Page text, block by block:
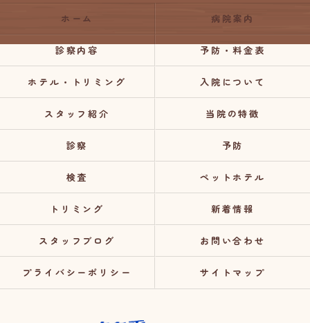
ホーム 病院案内
診察内容 予防・料金表
ホテル・トリミング 入院について
スタッフ紹介 当院の特徴
診察 予防
検査 ペットホテル
トリミング 新着情報
スタッフブログ お問い合わせ
プライバシーポリシー サイトマップ